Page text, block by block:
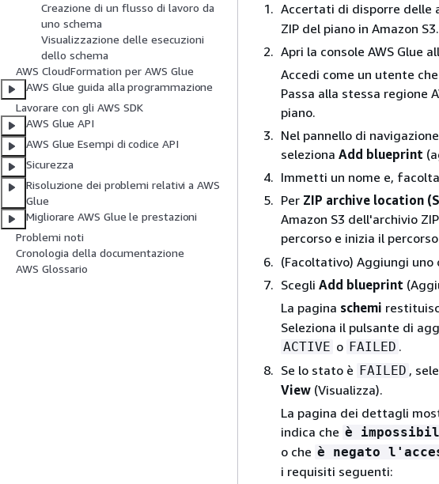
Creazione di un flusso di lavoro da
uno schema
Visualizzazione delle esecuzioni
dello schema
AWS CloudFormation per AWS Glue
AWS Glue guida alla programmazione
Lavorare con gli AWS SDK
AWS Glue API
AWS Glue Esempi di codice API
Sicurezza
Risoluzione dei problemi relativi a AWS
Glue
Migliorare AWS Glue le prestazioni
Problemi noti
Cronologia della documentazione
AWS Glossario
Accertati di disporre delle
ZIP del piano in Amazon S3.
Apri la console AWS Glue
Accedi come un utente
Passa alla stessa regione
piano.
Nel pannello di
seleziona Add blueprint
Immetti un nome e,
Per ZIP archive location
Amazon S3 dell'archivio
percorso e inizia il
(Facoltativo) Aggiungi uno
Scegli Add blueprint
La pagina schemi
Seleziona il pulsante di
ACTIVE o FAILED .
Se lo stato è FAILED ,
View (Visualizza).
La pagina dei dettagli
indica che è
o che è negato
i requisiti seguenti: